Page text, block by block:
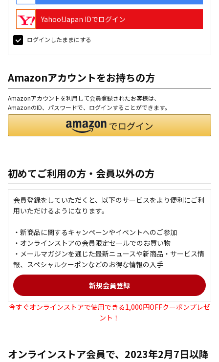
Yahoo!Japan IDでログイン
ログインしたままにする
Amazonアカウントをお持ちの方
Amazonアカウントを利用して会員登録されたお客様は、
AmazonのID、パスワードで、ログインすることができます。
初めてご利用の方・会員以外の方
会員登録をしていただくと、以下のサービスをより便利にご利
用いただけるようになります。
・新商品に関するキャンペーンやイベントへのご参加
・オンラインストアの会員限定セールでのお買い物
・メールマガジンを通じた最新ニュースや新商品・サービス情
報、スペシャルクーポンなどのお得な情報の入手
今すぐオンラインストアで使用できる1,000円OFFクーポンプレゼ
ント！
オンラインストア会員で、2023年2月7日以降